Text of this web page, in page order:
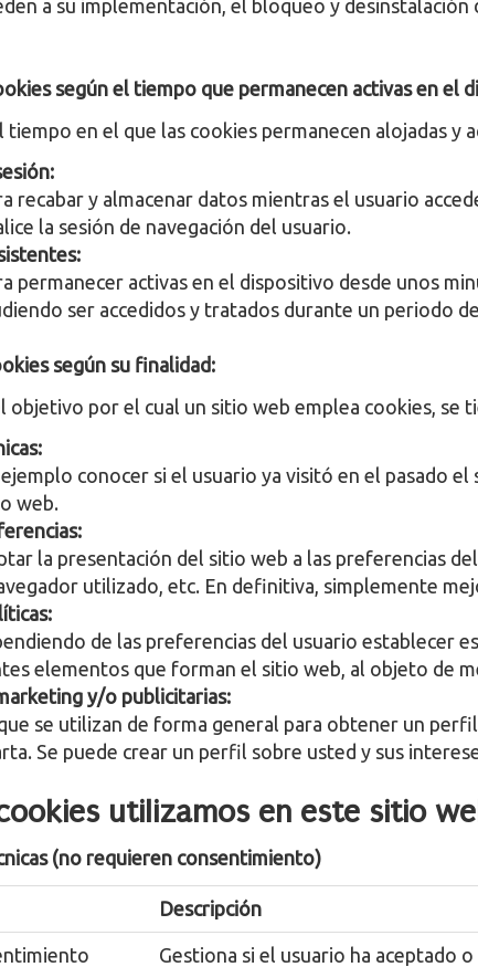
a su implementación, el bloqueo y
según el tiempo que permanecen activas en el
tiempo en el que las cookies permanecen alojadas y
recabar y almacenar datos mientras el usuario
la sesión de navegación del usuario.
permanecer activas en el dispositivo desde unos
ser accedidos y tratados durante un periodo
según su finalidad:
objetivo por el cual un sitio web emplea cookies, se
conocer si el usuario ya visitó en el pasado
web.
la presentación del sitio web a las preferencias
utilizado, etc. En definitiva, simplemente
de las preferencias del usuario establecer
elementos que forman el sitio web, al objeto de
y/o publicitarias:
se utilizan de forma general para obtener un
Se puede crear un perfil sobre usted y sus
utilizamos en este sitio
(no requieren consentimiento)
Descripción
Gestiona si el usuario ha aceptado